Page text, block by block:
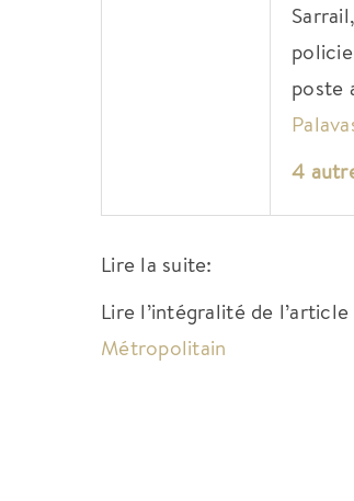
poste
4
Lire la suite:
Lire l’intégralité de
Métropolitain